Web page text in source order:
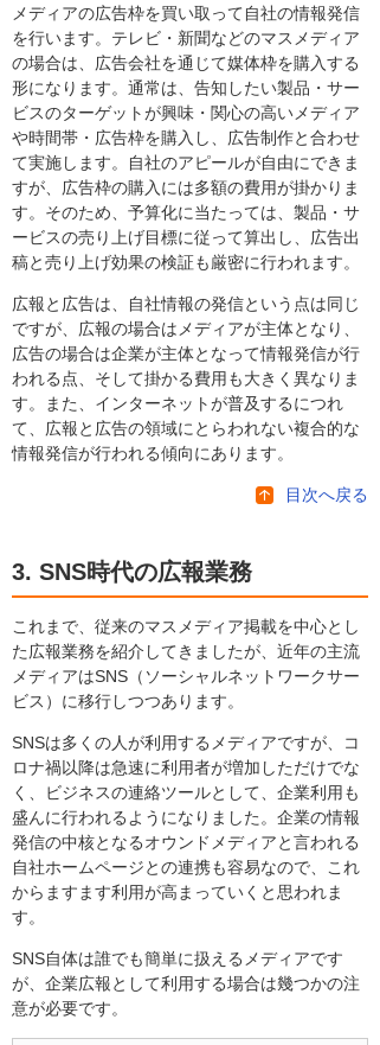
メディアの広告枠を買い取って自社の情報発信
を行います。テレビ・新聞などのマスメディア
の場合は、広告会社を通じて媒体枠を購入する
形になります。通常は、告知したい製品・サー
ビスのターゲットが興味・関心の高いメディア
や時間帯・広告枠を購入し、広告制作と合わせ
て実施します。自社のアピールが自由にできま
すが、広告枠の購入には多額の費用が掛かりま
す。そのため、予算化に当たっては、製品・サ
ービスの売り上げ目標に従って算出し、広告出
稿と売り上げ効果の検証も厳密に行われます。
広報と広告は、自社情報の発信という点は同じ
ですが、広報の場合はメディアが主体となり、
広告の場合は企業が主体となって情報発信が行
われる点、そして掛かる費用も大きく異なりま
す。また、インターネットが普及するにつれ
て、広報と広告の領域にとらわれない複合的な
情報発信が行われる傾向にあります。
目次へ戻る
3. SNS時代の広報業務
これまで、従来のマスメディア掲載を中心とし
た広報業務を紹介してきましたが、近年の主流
メディアはSNS（ソーシャルネットワークサー
ビス）に移行しつつあります。
SNSは多くの人が利用するメディアですが、コ
ロナ禍以降は急速に利用者が増加しただけでな
く、ビジネスの連絡ツールとして、企業利用も
盛んに行われるようになりました。企業の情報
発信の中核となるオウンドメディアと言われる
自社ホームページとの連携も容易なので、これ
からますます利用が高まっていくと思われま
す。
SNS自体は誰でも簡単に扱えるメディアです
が、企業広報として利用する場合は幾つかの注
意が必要です。